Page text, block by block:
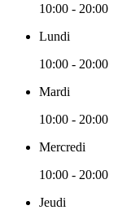
10:00 - 20:00
Lundi
10:00 - 20:00
Mardi
10:00 - 20:00
Mercredi
10:00 - 20:00
Jeudi